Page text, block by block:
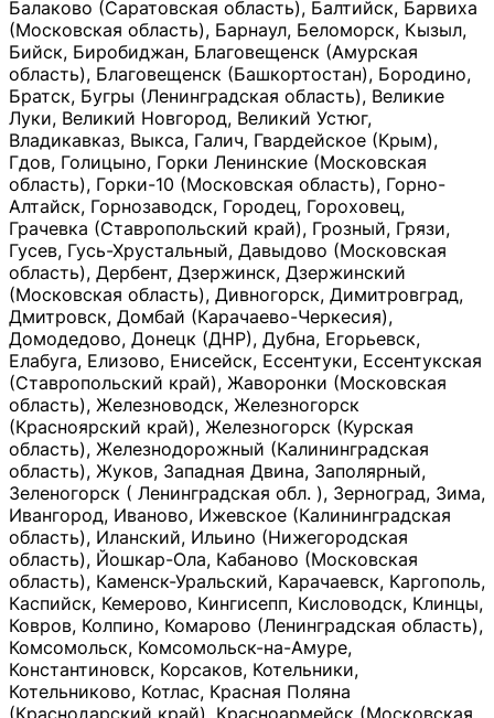
Балаково (Саратовская область), Балтийск, Барвиха
(Московская область), Барнаул, Беломорск, Кызыл,
Бийск, Биробиджан, Благовещенск (Амурская
область), Благовещенск (Башкортостан), Бородино,
Братск, Бугры (Ленинградская область), Великие
Луки, Великий Новгород, Великий Устюг,
Владикавказ, Выкса, Галич, Гвардейское (Крым),
Гдов, Голицыно, Горки Ленинские (Московская
область), Горки-10 (Московская область), Горно-
Алтайск, Горнозаводск, Городец, Гороховец,
Грачевка (Ставропольский край), Грозный, Грязи,
Гусев, Гусь-Хрустальный, Давыдово (Московская
область), Дербент, Дзержинск, Дзержинский
(Московская область), Дивногорск, Димитровград,
Дмитровск, Домбай (Карачаево-Черкесия),
Домодедово, Донецк (ДНР), Дубна, Егорьевск,
Елабуга, Елизово, Енисейск, Ессентуки, Ессентукская
(Ставропольский край), Жаворонки (Московская
область), Железноводск, Железногорск
(Красноярский край), Железногорск (Курская
область), Железнодорожный (Калининградская
область), Жуков, Западная Двина, Заполярный,
Зеленогорск ( Ленинградская обл. ), Зерноград, Зима,
Ивангород, Иваново, Ижевское (Калининградская
область), Иланский, Ильино (Нижегородская
область), Йошкар-Ола, Кабаново (Московская
область), Каменск-Уральский, Карачаевск, Каргополь,
Каспийск, Кемерово, Кингисепп, Кисловодск, Клинцы,
Ковров, Колпино, Комарово (Ленинградская область),
Комсомольск, Комсомольск-на-Амуре,
Константиновск, Корсаков, Котельники,
Котельниково, Котлас, Красная Поляна
(Краснодарский край), Красноармейск (Московская